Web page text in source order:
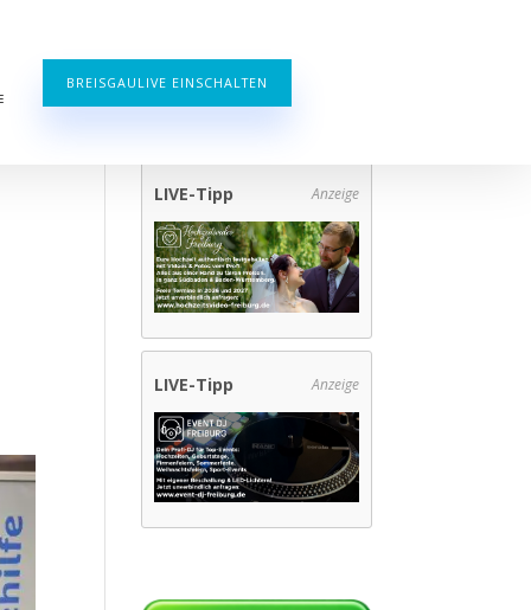
BREISGAULIVE EINSCHALTEN
LIVE-Tipp Anzeige
LIVE-Tipp Anzeige